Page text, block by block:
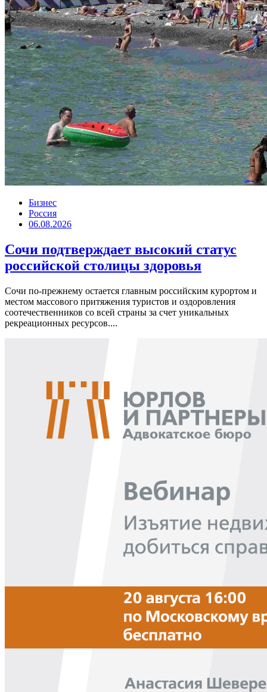
Бизнес
Россия
06.08.2026
Сочи подтверждает высокий статус
российской столицы здоровья
Сочи по-прежнему остается главным российским курортом и
местом массового притяжения туристов и оздоровления
соотечественников со всей страны за счет уникальных
рекреационных ресурсов....